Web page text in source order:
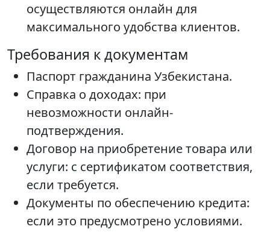
осуществляются онлайн для
максимального удобства клиентов.
Требования к документам
Паспорт гражданина Узбекистана.
Справка о доходах: при
невозможности онлайн-
подтверждения.
Договор на приобретение товара или
услуги: с сертификатом соответствия,
если требуется.
Документы по обеспечению кредита:
если это предусмотрено условиями.